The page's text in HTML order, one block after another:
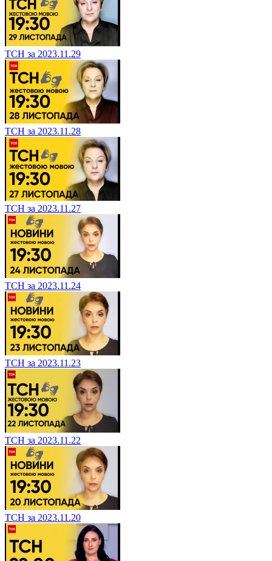
ТСН за 2023.11.29
ТСН за 2023.11.28
ТСН за 2023.11.27
ТСН за 2023.11.24
ТСН за 2023.11.23
ТСН за 2023.11.22
ТСН за 2023.11.20